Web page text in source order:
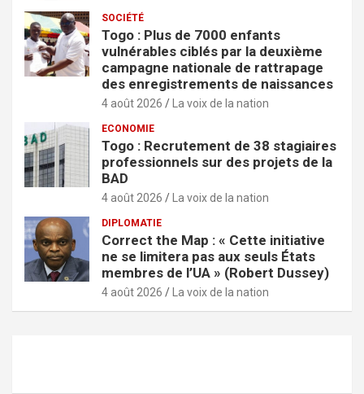
SOCIÉTÉ
Togo : Plus de 7000 enfants
vulnérables ciblés par la deuxième
campagne nationale de rattrapage
des enregistrements de naissances
4 août 2026 La voix de la nation
ECONOMIE
Togo : Recrutement de 38 stagiaires
professionnels sur des projets de la
BAD
4 août 2026 La voix de la nation
DIPLOMATIE
Correct the Map : « Cette initiative
ne se limitera pas aux seuls États
membres de l’UA » (Robert Dussey)
4 août 2026 La voix de la nation